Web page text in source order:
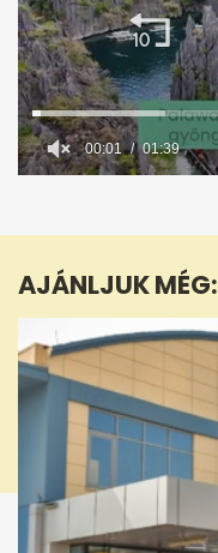
1
39
seconds
00:02 01:39
AJÁNLJUK MÉG: